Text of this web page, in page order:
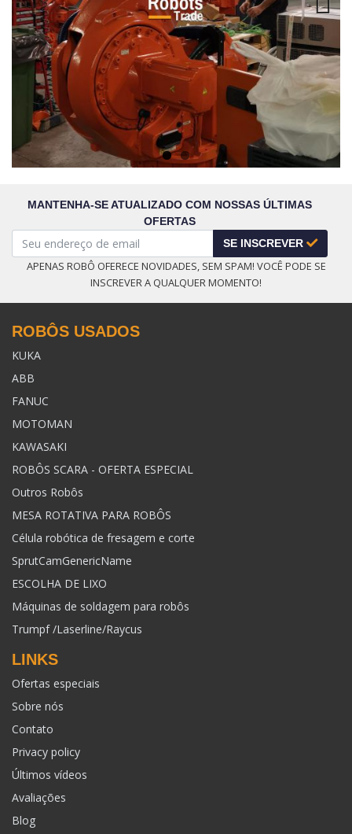
Next
MANTENHA-SE ATUALIZADO COM NOSSAS ÚLTIMAS
OFERTAS
SE INSCREVER
APENAS ROBÔ OFERECE NOVIDADES, SEM SPAM! VOCÊ PODE SE
INSCREVER A QUALQUER MOMENTO!
ROBÔS USADOS
KUKA
ABB
FANUC
MOTOMAN
KAWASAKI
ROBÔS SCARA - OFERTA ESPECIAL
Outros Robôs
MESA ROTATIVA PARA ROBÔS
Célula robótica de fresagem e corte
SprutCamGenericName
ESCOLHA DE LIXO
Máquinas de soldagem para robôs
Trumpf /Laserline/Raycus
LINKS
Ofertas especiais
Sobre nós
Contato
Privacy policy
Últimos vídeos
Avaliações
Blog